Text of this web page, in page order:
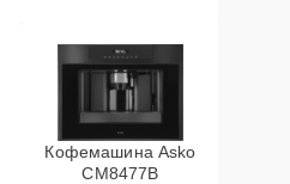
Кофемашина Asko
CM8477B